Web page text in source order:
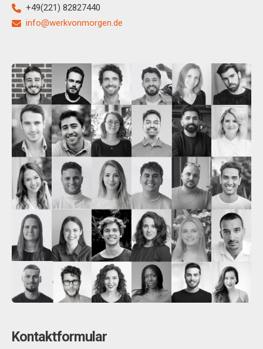
+49(221) 82827440
info@werkvonmorgen.de
Kontaktformular